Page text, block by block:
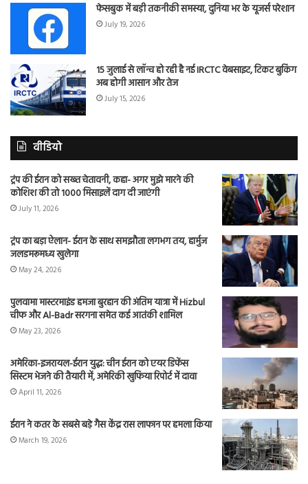
फेसबुक में बड़ी तकनीकी समस्या, दुनिया भर के यूजर्स परेशान
July 19, 2026
15 जुलाई से लॉन्च हो रही है नई IRCTC वेबसाइट, टिकट बुकिंग
अब होगी आसान और तेज
July 15, 2026
वीडियो
ट्रंप की ईरान को सख्त चेतावनी, कहा- अगर मुझे मारने की
कोशिश की तो 1000 मिसाइलें दाग दी जाएंगी
July 11, 2026
ट्रंप का बड़ा ऐलान- ईरान के साथ समझौता लगभग तय, हार्मुज
जलडमरूमध्य खुलेगा
May 24, 2026
पुलवामा मास्टरमाइंड हमजा बुरहान की अंतिम यात्रा में Hizbul
चीफ और Al-Badr सरगना समेत कई आतंकी शामिल
May 23, 2026
अमेरिका-इजरायल-ईरान युद्ध: चीन ईरान को एयर डिफेंस
सिस्टम भेजने की तैयारी में, अमेरिकी खुफिया रिपोर्ट में दावा
April 11, 2026
ईरान ने कतर के सबसे बड़े गैस केंद्र रास लाफान पर हमला किया
March 19, 2026